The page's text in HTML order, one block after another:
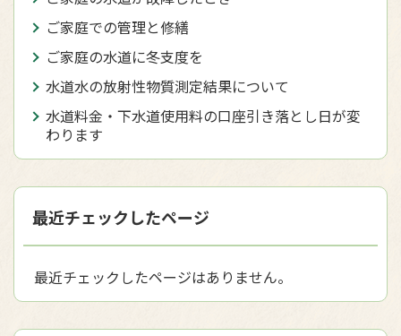
ご家庭での管理と修繕
ご家庭の水道に冬支度を
水道水の放射性物質測定結果について
水道料金・下水道使用料の口座引き落とし日が変
わります
最近チェックしたページ
最近チェックしたページはありません。